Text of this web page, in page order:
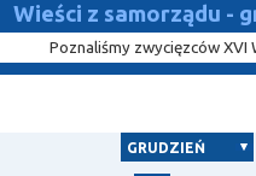
Wieści z samorządu -
Poznaliśmy zwycięzców XVI
GRUDZIEŃ